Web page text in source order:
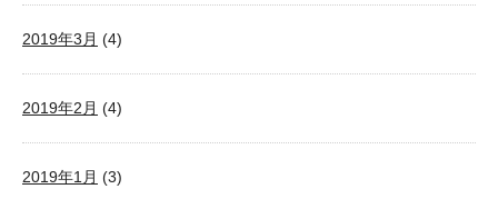
2019年3月 (4)
2019年2月 (4)
2019年1月 (3)